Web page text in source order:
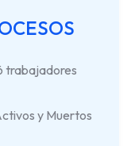
trabajadores
y Muertos